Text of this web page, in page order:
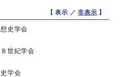
【 表示 ／非表示 】
史学会
世紀学会
学会